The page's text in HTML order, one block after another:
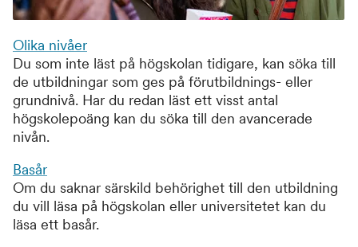
Olika nivåer
Du som inte läst på högskolan tidigare, kan söka till
de utbildningar som ges på förutbildnings- eller
grundnivå. Har du redan läst ett visst antal
högskolepoäng kan du söka till den avancerade
nivån.
Basår
Om du saknar särskild behörighet till den utbildning
du vill läsa på högskolan eller universitetet kan du
läsa ett basår.